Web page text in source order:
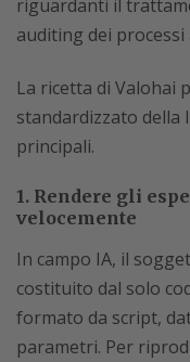
riguardanti il
auditing dei processi
La ricetta di Valohai
standardizzato della
principali.
1. Rendere gli
velocemente
In campo IA, il
costituito dal solo
formato da script,
parametri. Per